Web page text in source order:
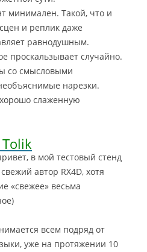
минимален. Такой, что и
и реплик даже
равнодушным.
проскальзывает случайно.
со смысловыми
нарезки.
слаженную
в мой тестовый стенд
автор RX4D, хотя
«свежее» весьма
всем подряд от
уже на протяжении 10